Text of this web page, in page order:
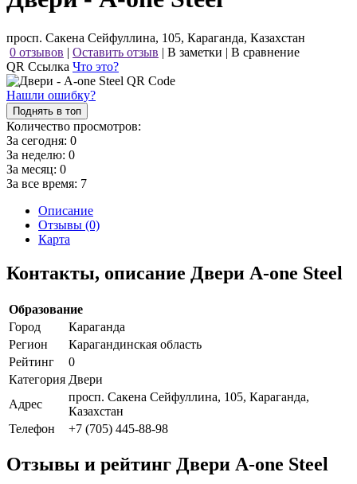
просп. Сакена Сейфуллина, 105, Караганда, Казахстан
0 отзывов | Оставить отзыв | В заметки | В сравнение
QR Ссылка Что это?
Нашли ошибку?
Поднять в топ
Количество просмотров:
За сегодня: 0
За неделю: 0
За месяц: 0
За все время: 7
Описание
Отзывы (0)
Карта
Контакты, описание Двери A-one Steel
Образование
Город
Караганда
Регион
Карагандинская область
Рейтинг
0
Категория Двери
Адрес
просп. Сакена Сейфуллина, 105, Караганда,
Казахстан
Телефон
+7 (705) 445-88-98
Отзывы и рейтинг Двери A-one Steel